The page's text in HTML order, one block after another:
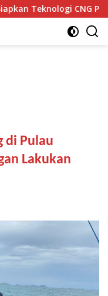
CNG Pengganti
di Pulau
Lakukan